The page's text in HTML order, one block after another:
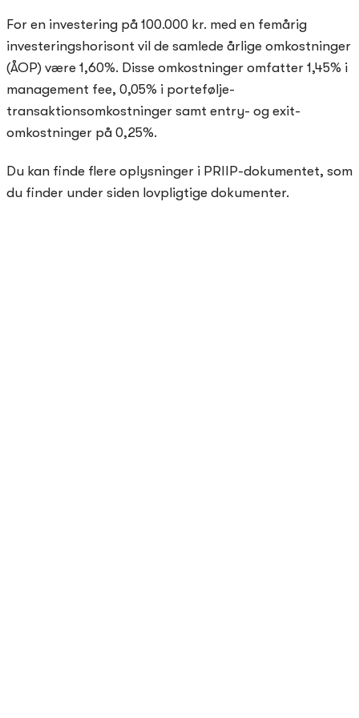
For en investering på 100.000 kr. med en femårig
investeringshorisont vil de samlede årlige omkostninger
(ÅOP) være 1,60%. Disse omkostninger omfatter 1,45% i
management fee, 0,05% i portefølje-
transaktionsomkostninger samt entry- og exit-
omkostninger på 0,25%.
Du kan finde flere oplysninger i PRIIP-dokumentet, som
du finder under siden lovpligtige dokumenter.